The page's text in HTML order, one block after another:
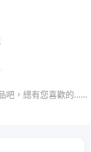
吧，總有您喜歡的……